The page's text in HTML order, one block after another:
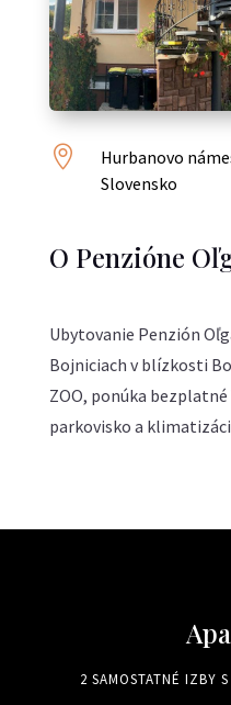

Hurbanovo
Slovensko
O Penzióne
Ubytovanie Penzión
Bojniciach v blízkosti
ZOO, ponúka
parkovisko a
2 SAMOSTATNÉ IZBY